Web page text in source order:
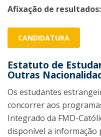
Afixação de resultados:
CANDIDATURA
Estatuto de
Outras
Os estudantes
concorrer aos
Integrado da FMD-
disponível a informação